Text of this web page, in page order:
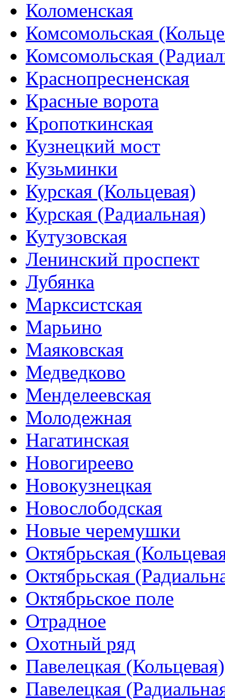
Коломенская
Комсомольская
Комсомольская
Краснопресненская
Красные ворота
Кропоткинская
Кузнецкий мост
Кузьминки
Курская (Кольцевая)
Курская (Радиальная)
Кутузовская
Ленинский проспект
Лубянка
Марксистская
Марьино
Маяковская
Медведково
Менделеевская
Молодежная
Нагатинская
Новогиреево
Новокузнецкая
Новослободская
Новые черемушки
Октябрьская
Октябрьская
Октябрьское поле
Отрадное
Охотный ряд
Павелецкая (Кольцевая)
Павелецкая